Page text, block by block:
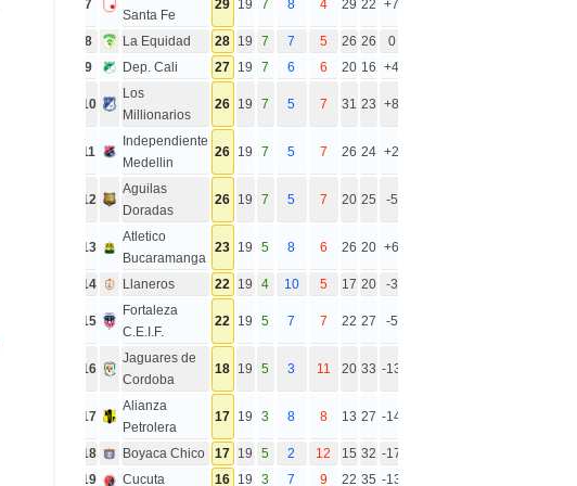
7
Santa Fe
29 19 7 8 4 29 22 +7
8 La Equidad 28 19 7 7 5 26 26
0
9
Dep. Cali 27 19 7 6 6 20 16 +4
10
Los
Millionarios
26 19 7 5 7 31 23 +8
11
Independiente
Medellin
26 19 7 5 7 26 24 +2
12
Aguilas
Doradas
26 19 7 5 7 20 25 -5
13
Atletico
Bucaramanga
23 19 5 8 6 26 20 +6
14 Llaneros 22 19 4 10 5 17 20 -3
15
Fortaleza
C.E.I.F.
22 19 5 7 7 22 27 -5
16
Jaguares de
Cordoba
18 19 5 3 11 20 33 -13
17
Alianza
Petrolera
17 19 3 8 8 13 27 -14
18 Boyaca Chico 17 19 5 2 12 15 32 -17
19
Cucuta 16 19 3 7 9 22 35 -13